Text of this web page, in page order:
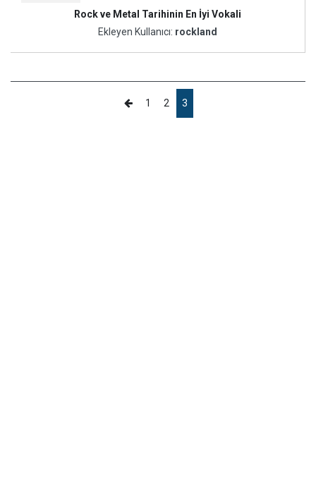
Rock ve Metal Tarihinin En İyi Vokali
Ekleyen Kullanıcı: rockland
1 2 3